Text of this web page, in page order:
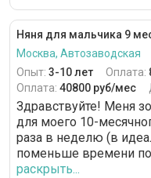
Няня для мальчика 9
Москва, Автозаводская
Опыт: 3-10 лет Оплата:
Оплата: 40800 руб/мес
Здравствуйте! Меня
для моего 10-
раза в неделю (в
поменьше времени
раскрыть...